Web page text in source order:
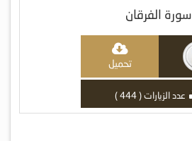
سورة الفرقان
تحميل
عدد الزيارات ( 444 )